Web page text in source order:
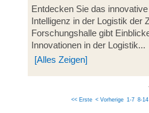
Entdecken Sie das
Intelligenz in der Logistik der
Forschungshalle gibt
Innovationen in der Logistik...
[Alles Zeigen]
<< Erste < Vorherige 1-7 8-14